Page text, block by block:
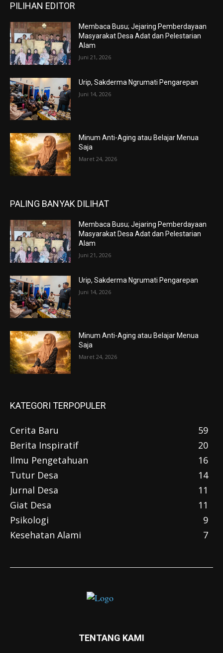
PILIHAN EDITOR
Membaca Busu; Jejaring Pemberdayaan
Masyarakat Desa Adat dan Pelestarian
Alam
Juni 21, 2026
Urip, Sakderma Ngrumati Pengarepan
Juni 14, 2026
Minum Anti-Aging atau Belajar Menua
Saja
Maret 24, 2026
PALING BANYAK DILIHAT
Membaca Busu; Jejaring Pemberdayaan
Masyarakat Desa Adat dan Pelestarian
Alam
Juni 21, 2026
Urip, Sakderma Ngrumati Pengarepan
Juni 14, 2026
Minum Anti-Aging atau Belajar Menua
Saja
Maret 24, 2026
KATEGORI TERPOPULER
Cerita Baru
59
Berita Inspiratif
20
Ilmu Pengetahuan
16
Tutur Desa
14
Jurnal Desa
11
Giat Desa
11
Psikologi
9
Kesehatan Alami
7
TENTANG KAMI